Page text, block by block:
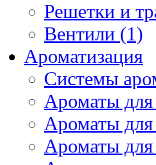
Решетки и
Вентили (1)
Ароматизация
Системы
Ароматы
Ароматы
Ароматы